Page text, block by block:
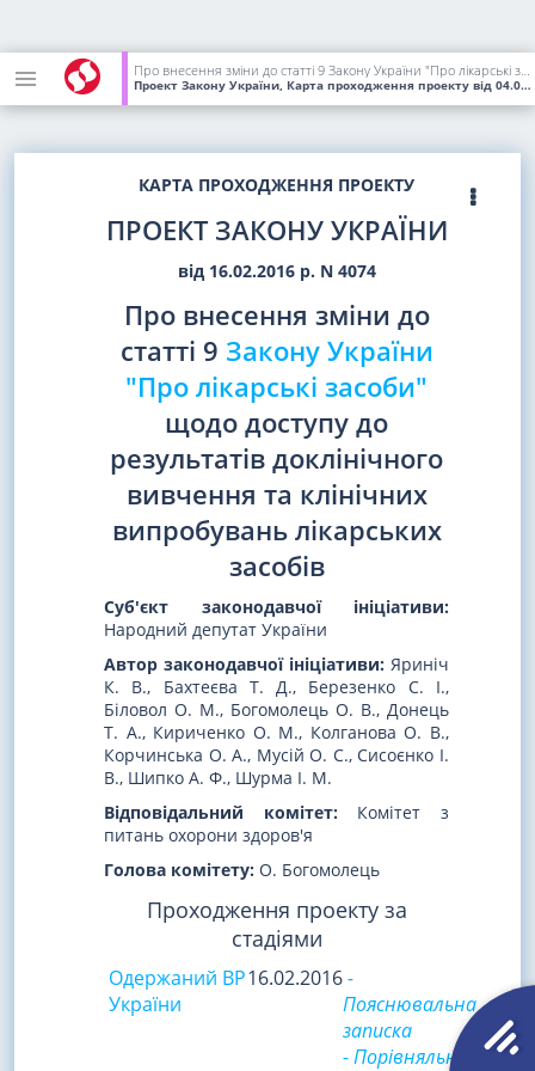
Про внесення зміни до статті 9 Закону України "Про лікарські засоби" щодо доступу до результатів доклінічного вивчення та клінічних випробувань лікарських засобів
Проект Закону України, Карта проходження проекту від 04.09.2018
КАРТА ПРОХОДЖЕННЯ ПРОЕКТУ
ПРОЕКТ ЗАКОНУ УКРАЇНИ
від 16.02.2016 р. N 4074
Про внесення зміни до
статті 9 Закону України
"Про лікарські засоби"
щодо доступу до
результатів доклінічного
вивчення та клінічних
випробувань лікарських
засобів
Суб'єкт законодавчої ініціативи:
Народний депутат України
Автор законодавчої ініціативи: Яриніч
К. В., Бахтеєва Т. Д., Березенко С. І.,
Біловол О. М., Богомолець О. В., Донець
Т. А., Кириченко О. М., Колганова О. В.,
Корчинська О. А., Мусій О. С., Сисоєнко І.
В., Шипко А. Ф., Шурма І. М.
Відповідальний комітет:Комітет з
питань охорони здоров'я
Голова комітету: О. Богомолець
Проходження проекту за
стадіями
Одержаний ВР
України
16.02.2016-
Пояснювальна
записка
- Порівняльна